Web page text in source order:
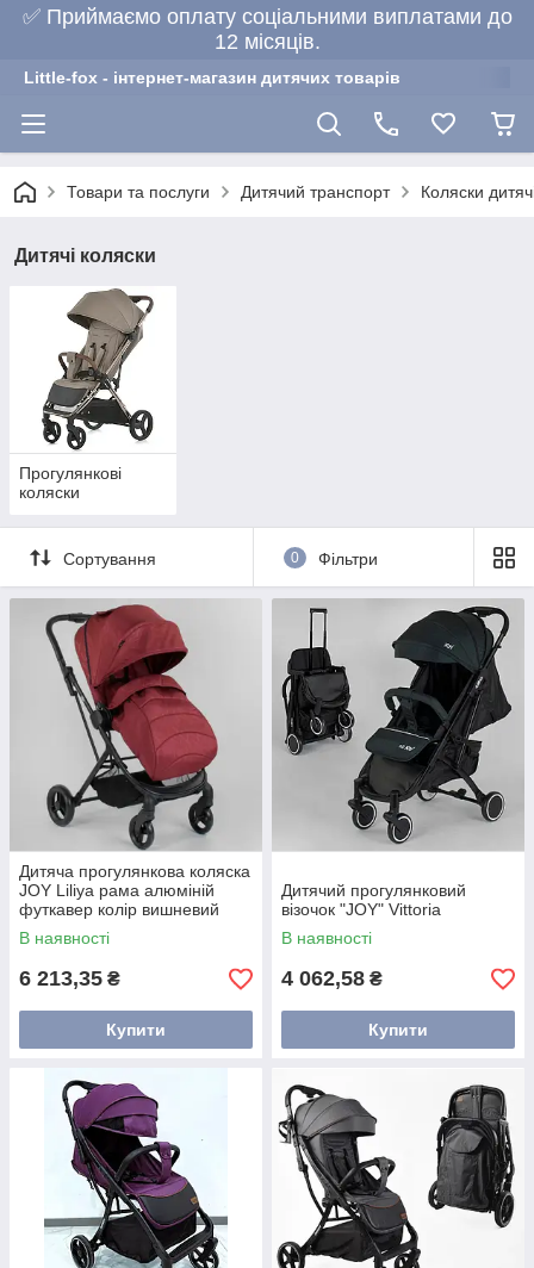
✅ Приймаємо оплату соціальними виплатами до
12 місяців.
Little-fox - інтернет-магазин дитячих товарів
Товари та послуги Дитячий транспорт Коляски
Дитячі коляски
Прогулянкові
коляски
Сортування 0 Фільтри
Дитяча прогулянкова коляска
JOY Liliya рама алюміній
футкавер колір вишневий
В наявності
6 213,35 ₴
Купити
Дитячий прогулянковий
візочок "JOY" Vittoria
В наявності
4 062,58 ₴
Купити